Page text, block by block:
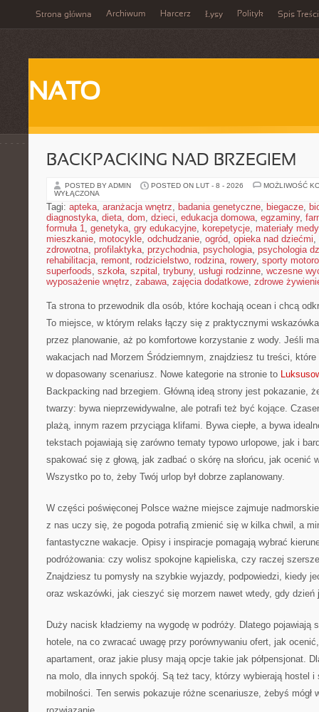
Strona główna Archiwum Harcerz Łysy Polityk Spis Treści
NATO
BACKPACKING NAD BRZEGIEM
POSTED BY ADMIN POSTED ON LUT - 8 - 2026
MOŻLIWOŚĆ
WYŁĄCZONA
Tagi: apteka, aranżacja wnętrz, badania genetyczne, biegacze,
diagnostyka, dieta, dom, dzieci, edukacja domowa, egzaminy,
formuła 1, genetyka, gry edukacyjne, korepetycje, materiały
mieszkanie, motocykle, odchudzanie, ogród, opieka nad dziećmi,
zdrowotna, profilaktyka, przychodnia, psychologia, psychologia
rehabilitacja, remont, rodzicielstwo, rodzina, rowery, sporty
superfoods, szkoła, szpital , trybuny, usługi rodzinne, wczesne
wyposażenie wnętrz, zabawa, zajęcia dodatkowe, zdrowe
Ta strona to przewodnik dla osób, które kochają ocean i chcą
To miejsce, w którym relaks łączy się z praktycznymi
przez planowanie, aż po komfortowe korzystanie z wody. Jeśli
wakacjach nad Morzem Śródziemnym, znajdziesz tu treści, które
w dopasowany scenariusz. Nowe kategorie na stronie to
Backpacking nad brzegiem. Główną ideą strony jest pokazanie,
twarzy: bywa nieprzewidywalne, ale potrafi też być kojące.
plażą, innym razem przyciąga klifami. Bywa ciepłe, a bywa
tekstach pojawiają się zarówno tematy typowo urlopowe, jak i
spakować się z głową, jak zadbać o skórę na słońcu, jak ocenić
Wszystko po to, żeby Twój urlop był dobrze zaplanowany.
W części poświęconej Polsce ważne miejsce zajmuje
z nas uczy się, że pogoda potrafią zmienić się w kilka chwil, a
fantastyczne wakacje. Opisy i inspiracje pomagają wybrać
podróżowania: czy wolisz spokojne kąpieliska, czy raczej
Znajdziesz tu pomysły na szybkie wyjazdy, podpowiedzi, kiedy
oraz wskazówki, jak cieszyć się morzem nawet wtedy, gdy dzień
Duży nacisk kładziemy na wygodę w podróży. Dlatego
hotele, na co zwracać uwagę przy porównywaniu ofert, jak
apartament, oraz jakie plusy mają opcje takie jak półpensjonat.
na molo, dla innych spokój. Są też tacy, którzy wybierają hostel i
mobilności. Ten serwis pokazuje różne scenariusze, żebyś mógł